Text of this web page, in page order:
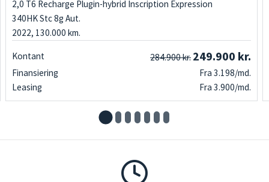
2,0 T6 Recharge Plugin-hybrid Inscription Expression
340HK Stc 8g Aut.
2022, 130.000 km.
Kontant 284.900 kr. 249.900 kr.
Finansiering
Fra 3.198/md.
Leasing
Fra 3.900/md.